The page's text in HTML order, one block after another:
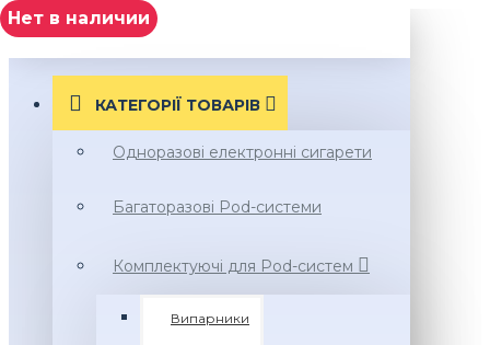
МЕНЮ
КАТЕГОРІЇ ТОВАРIВ
Одноразові електронні сигарети
Багаторазові Pod-системи
Комплектуючі для Pod-систем
Випарники
Нет в наличии